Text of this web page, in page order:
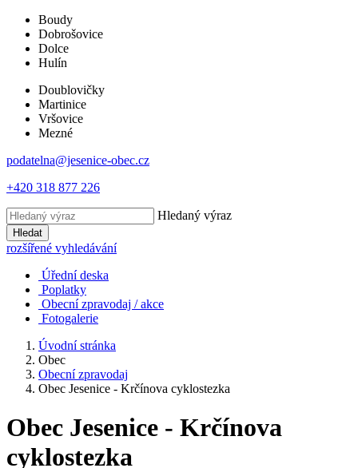
Boudy
Dobrošovice
Dolce
Hulín
Doublovičky
Martinice
Vršovice
Mezné
podatelna@jesenice-obec.cz
+420 318 877 226
Hledaný výraz
Hledat
rozšířené vyhledávání
Úřední deska
Poplatky
Obecní zpravodaj / akce
Fotogalerie
Úvodní stránka
Obec
Obecní zpravodaj
Obec Jesenice - Krčínova cyklostezka
Obec Jesenice - Krčínova
cyklostezka